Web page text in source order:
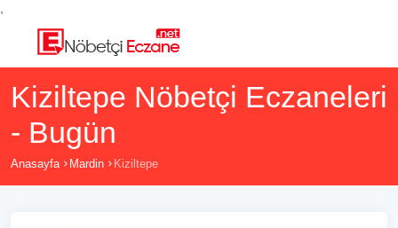
Kiziltepe Nöbetçi Eczaneleri
- Bugün
Anasayfa Mardin Kiziltepe